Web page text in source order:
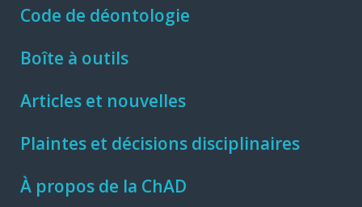
Code de déontologie
Boîte à outils
Articles et nouvelles
Plaintes et décisions disciplinaires
À propos de la ChAD